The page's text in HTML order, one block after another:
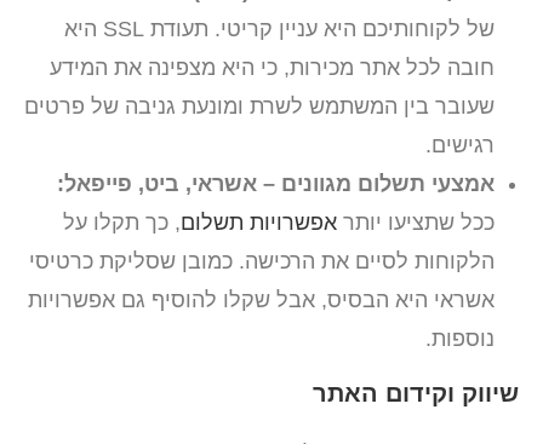
של לקוחותיכם היא עניין קריטי. תעודת SSL היא
חובה לכל אתר מכירות, כי היא מצפינה את המידע
שעובר בין המשתמש לשרת ומונעת גניבה של פרטים
רגישים.
אמצעי תשלום מגוונים – אשראי, ביט, פייפאל:
ככל שתציעו יותר אפשרויות תשלום, כך תקלו על
הלקוחות לסיים את הרכישה. כמובן שסליקת כרטיסי
אשראי היא הבסיס, אבל שקלו להוסיף גם אפשרויות
נוספות.
שיווק וקידום האתר